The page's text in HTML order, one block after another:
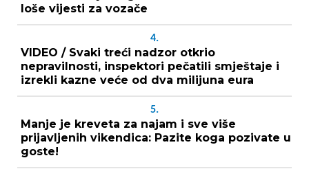
loše vijesti za vozače
4.
VIDEO / Svaki treći nadzor otkrio
nepravilnosti, inspektori pečatili smještaje i
izrekli kazne veće od dva milijuna eura
5.
Manje je kreveta za najam i sve više
prijavljenih vikendica: Pazite koga pozivate u
goste!